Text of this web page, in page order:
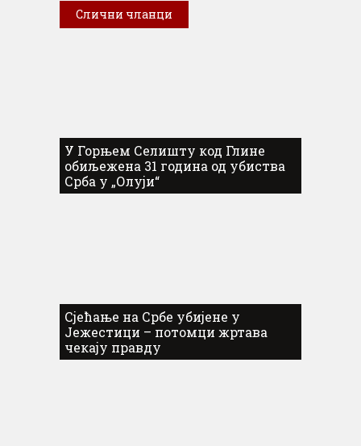
Слични чланци
У Горњем Селишту код Глине
обиљежена 31 година од убиства
Срба у „Олуји“
Сјећање на Србе убијене у
Јежестици – потомци жртава
чекају правду